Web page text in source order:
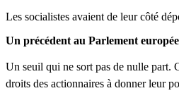
Les socialistes avaient de leur côté
Un précédent au Parlement
Un seuil qui ne sort pas de nulle part.
droits des actionnaires à donner leur